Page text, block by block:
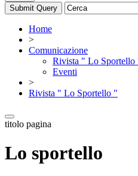
Home
>
Comunicazione
Rivista " Lo Sportello
Eventi
>
Rivista " Lo Sportello "
titolo pagina
Lo sportello